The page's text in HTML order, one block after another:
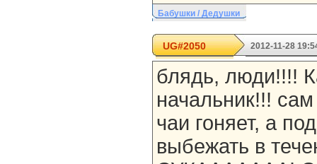
Бабушки / Дедушки
UG#2050 2012-11-28
блядь, люди!!!!
начальник!!!
чаи гоняет, а
выбежать в